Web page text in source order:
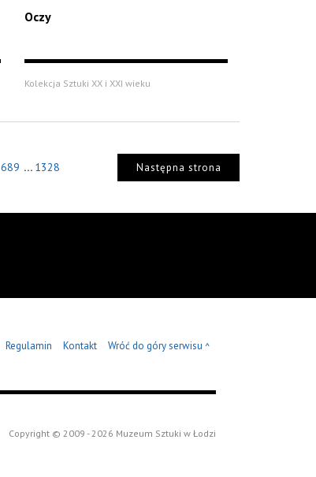
Oczy
Kolekcja Sztuki XX i XXI wieku
689 ... 1328 Następna strona
Regulamin Kontakt Wróć do góry serwisu ^
Copyright © 2009 - 2026 Muzeum Sztuki w Łodzi